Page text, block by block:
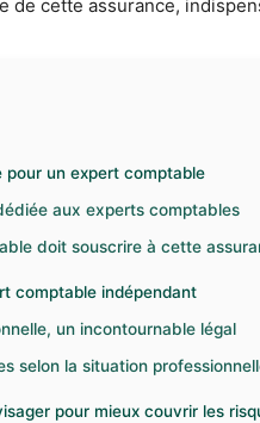
de cette assurance,
pour un expert comptable
aux experts comptables
doit souscrire à cette
comptable indépendant
un incontournable légal
selon la situation
pour mieux couvrir les